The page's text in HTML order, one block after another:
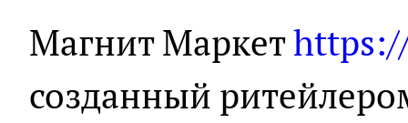
Магнит Маркет
созданный